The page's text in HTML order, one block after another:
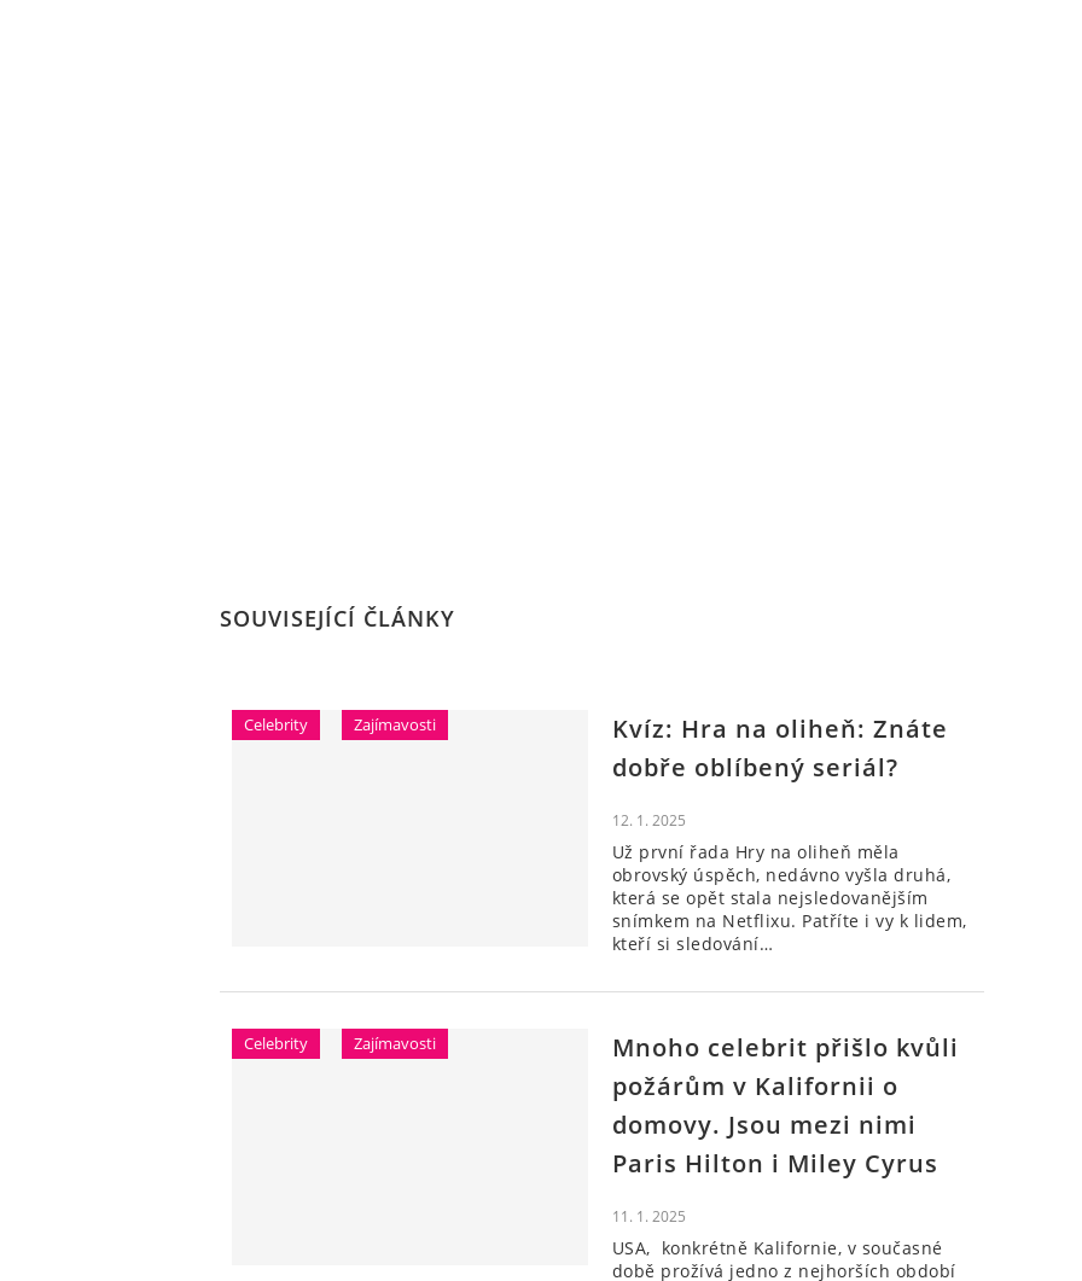
SOUVISEJÍCÍ ČLÁNKY
Celebrity Zajímavosti
Kvíz: Hra na oliheň: Znáte
dobře oblíbený seriál?
12. 1. 2025
Už první řada Hry na oliheň měla
obrovský úspěch, nedávno vyšla druhá,
která se opět stala nejsledovanějším
snímkem na Netflixu. Patříte i vy k lidem,
kteří si sledování…
Celebrity Zajímavosti
Mnoho celebrit přišlo kvůli
požárům v Kalifornii o
domovy. Jsou mezi nimi
Paris Hilton i Miley Cyrus
11. 1. 2025
USA, konkrétně Kalifornie, v současné
době prožívá jedno z nejhorších období